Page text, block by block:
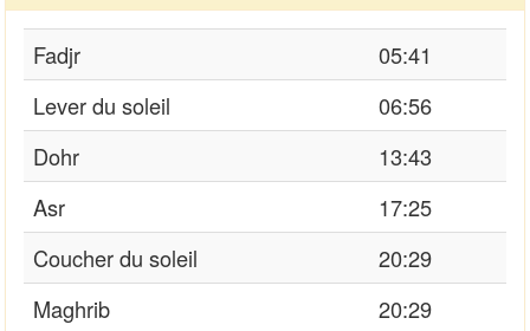
Fadjr
05:41
Lever du soleil
06:56
Dohr
13:43
Asr
17:25
Coucher du soleil
20:29
Maghrib
20:29